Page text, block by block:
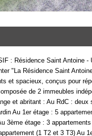
: Résidence Saint Antoine
"La Résidence Saint
et spacieux, conçus pour
de 2 immeubles
et abritant : Au RdC :
Au 1er étage : 5
3ème étage : 3
(1 T2 et 3 T3) Au